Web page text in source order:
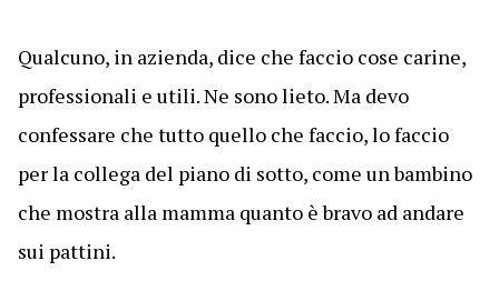
Qualcuno, in azienda, dice che faccio cose carine,
professionali e utili. Ne sono lieto. Ma devo
confessare che tutto quello che faccio, lo faccio
per la collega del piano di sotto, come un bambino
che mostra alla mamma quanto è bravo ad andare
sui pattini.